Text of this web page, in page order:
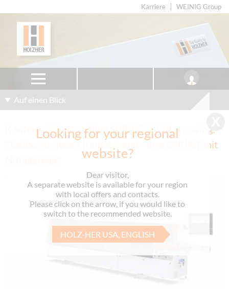
Karriere WEINIG Group
Looking for your regional
website?
Dear visitor,
A separate website is available for your region
with local offers and contacts.
Please click on the arrow, if you would like to
switch to the recommended website.
HOLZ-HER USA, ENGLISH
Auf einen Blick
Kantenanleimmaschine SPRINT 1329 grooving:
Flexibel für jeden Kantentrend - Ihre SPRINT mit